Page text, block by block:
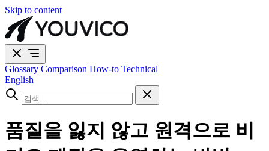
Skip to content
Glossary Comparison How-to Technical
English
품질을 잃지 않고 원격으로 비